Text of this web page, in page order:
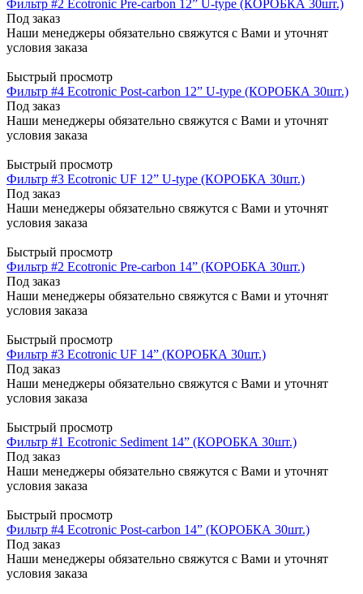
Фильтр #2 Ecotronic Pre-carbon 12” U-type (КОРОБКА 30шт.)
Под заказ
Наши менеджеры обязательно свяжутся с Вами и уточнят
условия заказа
Быстрый просмотр
Фильтр #4 Ecotronic Post-carbon 12” U-type (КОРОБКА 30шт.)
Под заказ
Наши менеджеры обязательно свяжутся с Вами и уточнят
условия заказа
Быстрый просмотр
Фильтр #3 Ecotronic UF 12” U-type (КОРОБКА 30шт.)
Под заказ
Наши менеджеры обязательно свяжутся с Вами и уточнят
условия заказа
Быстрый просмотр
Фильтр #2 Ecotronic Pre-carbon 14” (КОРОБКА 30шт.)
Под заказ
Наши менеджеры обязательно свяжутся с Вами и уточнят
условия заказа
Быстрый просмотр
Фильтр #3 Ecotronic UF 14” (КОРОБКА 30шт.)
Под заказ
Наши менеджеры обязательно свяжутся с Вами и уточнят
условия заказа
Быстрый просмотр
Фильтр #1 Ecotronic Sediment 14” (КОРОБКА 30шт.)
Под заказ
Наши менеджеры обязательно свяжутся с Вами и уточнят
условия заказа
Быстрый просмотр
Фильтр #4 Ecotronic Post-carbon 14” (КОРОБКА 30шт.)
Под заказ
Наши менеджеры обязательно свяжутся с Вами и уточнят
условия заказа